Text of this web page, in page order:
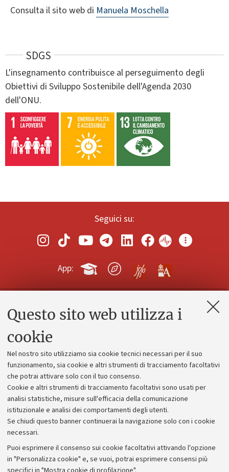
Questo sito web utilizza i
cookie
Nel nostro sito utilizziamo sia cookie tecnici necessari per il suo
funzionamento, sia cookie e altri strumenti di tracciamento facoltativi
che potrai attivare solo con il tuo consenso.
Cookie e altri strumenti di tracciamento facoltativi sono usati per
analisi statistiche, misure sull'efficacia della comunicazione
istituzionale e analisi dei comportamenti degli utenti.
Se chiudi questo banner continuerai la navigazione solo con i cookie
necessari.
Puoi esprimere il consenso sui cookie facoltativi attivando l'opzione
in "Personalizza cookie" e, se vuoi, potrai esprimere consensi più
Consulta il sito web di Manuela Moschella
SDGS
L'insegnamento contribuisce al perseguimento degli
Obiettivi di Sviluppo Sostenibile dell'Agenda 2030
dell'ONU.
Seguici su:
App:
Contatti e PEC
Alumni community
Piano strategico
Bilanci
Donazioni e 5x1000
Bandi, gare e concorsi
Albo online